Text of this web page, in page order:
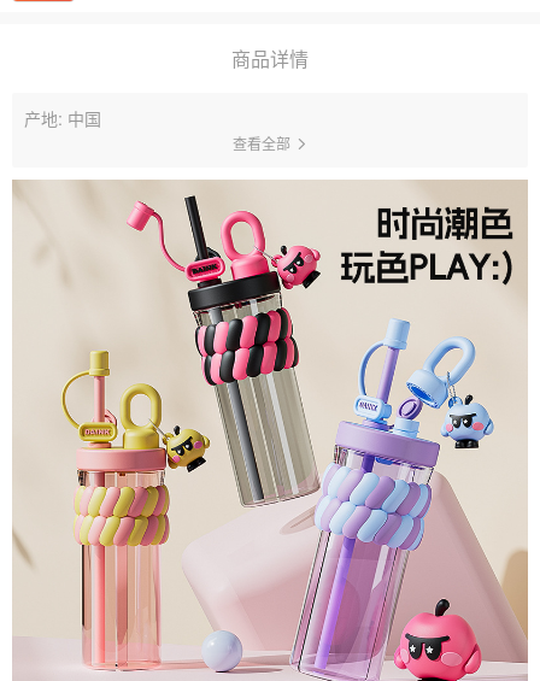
商品详情
产地: 中国
查看全部